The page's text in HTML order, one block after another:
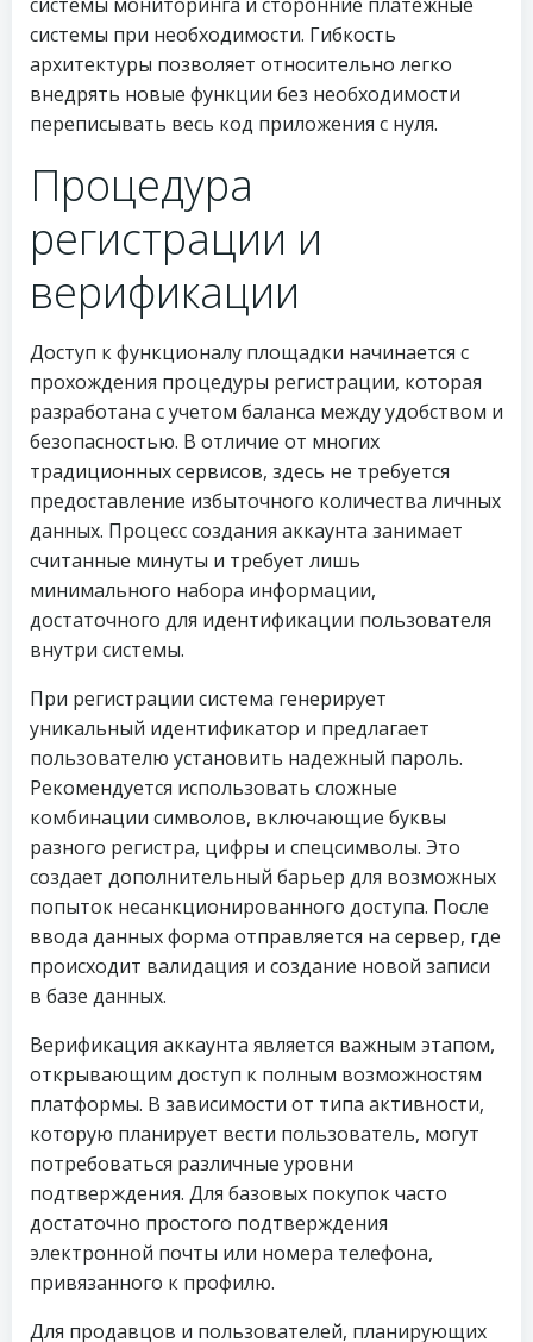
системы при необходимости. Гибкость
архитектуры позволяет относительно легко
внедрять новые функции без необходимости
переписывать весь код приложения с нуля.
Процедура
регистрации и
верификации
Доступ к функционалу площадки начинается с
прохождения процедуры регистрации, которая
разработана с учетом баланса между удобством и
безопасностью. В отличие от многих
традиционных сервисов, здесь не требуется
предоставление избыточного количества личных
данных. Процесс создания аккаунта занимает
считанные минуты и требует лишь
минимального набора информации,
достаточного для идентификации пользователя
внутри системы.
При регистрации система генерирует
уникальный идентификатор и предлагает
пользователю установить надежный пароль.
Рекомендуется использовать сложные
комбинации символов, включающие буквы
разного регистра, цифры и спецсимволы. Это
создает дополнительный барьер для возможных
попыток несанкционированного доступа. После
ввода данных форма отправляется на сервер, где
происходит валидация и создание новой записи
в базе данных.
Верификация аккаунта является важным этапом,
открывающим доступ к полным возможностям
платформы. В зависимости от типа активности,
которую планирует вести пользователь, могут
потребоваться различные уровни
подтверждения. Для базовых покупок часто
достаточно простого подтверждения
электронной почты или номера телефона,
привязанного к профилю.
Для продавцов и пользователей, планирующих